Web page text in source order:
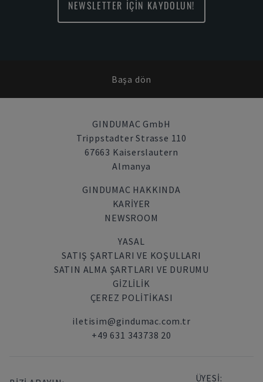
NEWSLETTER İÇİN KAYDOLUN!
Başa dön
GINDUMAC GmbH
Trippstadter Strasse 110
67663 Kaiserslautern
Almanya
GINDUMAC HAKKINDA
KARIYER
NEWSROOM
YASAL
SATIŞ ŞARTLARI VE KOŞULLARI
SATIN ALMA ŞARTLARI VE DURUMU
GİZLİLİK
ÇEREZ POLITIKASI
iletisim@gindumac.com.tr
+49 631 343738 20
ÜYESİ: